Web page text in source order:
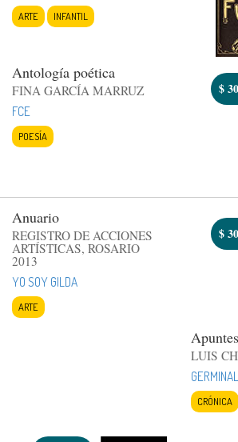
ARTE INFANTIL
Antología poética
FINA GARCÍA MARRUZ
FCE
POESÍA
$
Anuario
REGISTRO DE ACCIONES
ARTÍSTICAS, ROSARIO
2013
YO SOY GILDA
ARTE
$
LUIS
GERMINAL
CRÓNICA